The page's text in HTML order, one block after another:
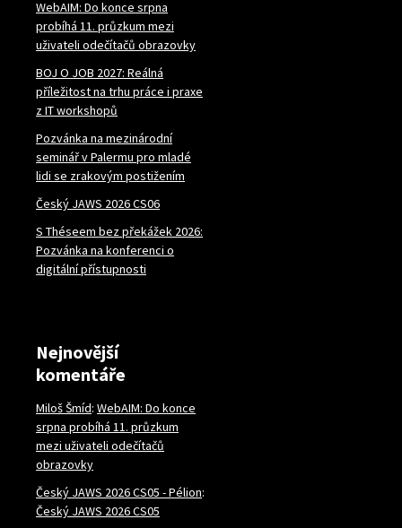
WebAIM: Do konce srpna
probíhá 11. průzkum mezi
uživateli odečítačů obrazovky
BOJ O JOB 2027: Reálná
příležitost na trhu práce i praxe
z IT workshopů
Pozvánka na mezinárodní
seminář v Palermu pro mladé
lidi se zrakovým postižením
Český JAWS 2026 CS06
S Théseem bez překážek 2026:
Pozvánka na konferenci o
digitální přístupnosti
Nejnovější
komentáře
Miloš Šmíd: WebAIM: Do konce
srpna probíhá 11. průzkum
mezi uživateli odečítačů
obrazovky
Český JAWS 2026 CS05 - Pélion:
Český JAWS 2026 CS05